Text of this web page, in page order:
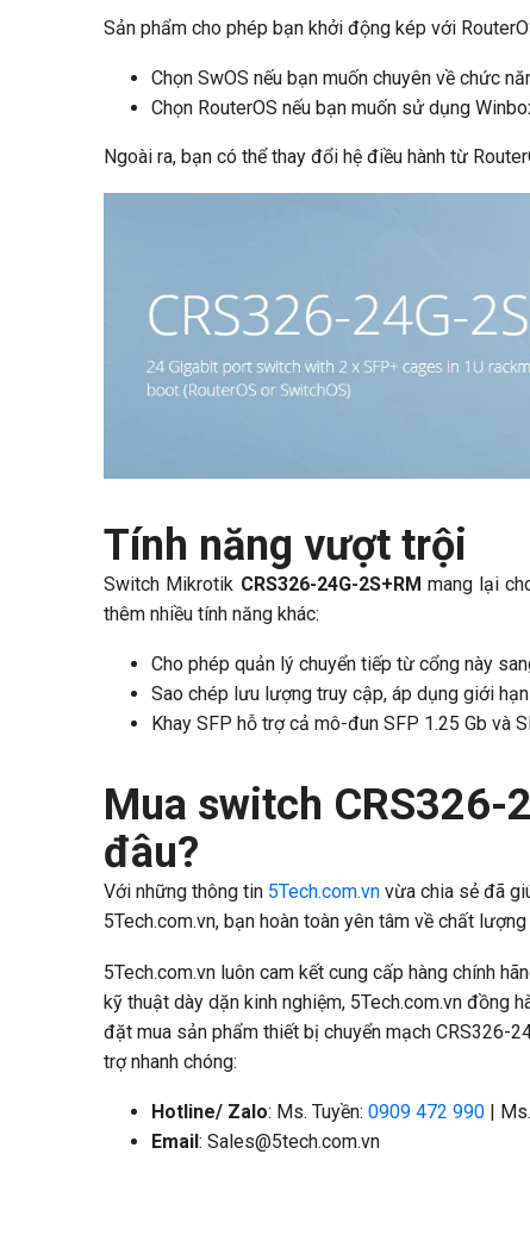
Sản phẩm cho phép bạn khởi động kép với
Chọn SwOS nếu bạn muốn chuyên về chức
Chọn RouterOS nếu bạn muốn sử dụng
Ngoài ra, bạn có thể thay đổi hệ điều hành từ
Tính năng vượt trội
Switch Mikrotik CRS326-24G-2S+RM mang lại
thêm nhiều tính năng khác:
Cho phép quản lý chuyển tiếp từ cổng này
Sao chép lưu lượng truy cập, áp dụng giới
Khay SFP hỗ trợ cả mô-đun SFP 1.25 Gb và
Mua switch CRS326-
đâu?
Với những thông tin 5Tech.com.vn vừa chia sẻ đã
5Tech.com.vn, bạn hoàn toàn yên tâm về chất
5Tech.com.vn luôn cam kết cung cấp hàng chính
kỹ thuật dày dặn kinh nghiệm, 5Tech.com.vn đồng
đặt mua sản phẩm thiết bị chuyển mạch CRS326-
trợ nhanh chóng:
Hotline/ Zalo: Ms. Tuyền: 0909 472 990 |
Email : Sales@5tech.com.vn